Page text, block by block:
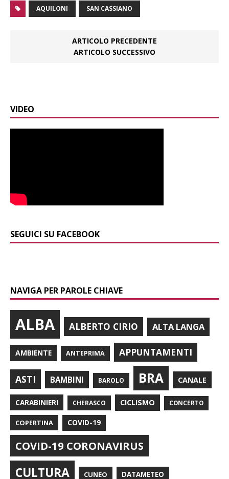
AQUILONI SAN CASSIANO
ARTICOLO PRECEDENTE
ARTICOLO SUCCESSIVO
VIDEO
SEGUICI SU FACEBOOK
NAVIGA PER PAROLE CHIAVE
ALBA ALBERTO CIRIO ALTA LANGA
AMBIENTE ANTEPRIMA APPUNTAMENTI
ASTI BAMBINI BAROLO BRA CANALE
CARABINIERI CHERASCO CICLISMO CONCERTO
COPERTINA COVID-19
COVID-19 CORONAVIRUS
CULTURA CUNEO DATAMETEO